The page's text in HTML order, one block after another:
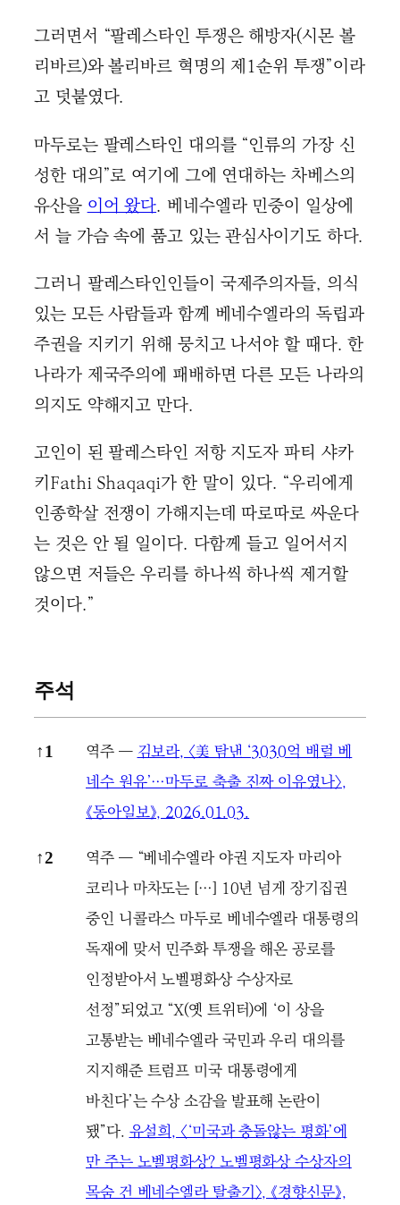
그러면서 “팔레스타인 투쟁은 해방자(시몬 볼
리바르)와 볼리바르 혁명의 제1순위 투쟁”이라
고 덧붙였다.
마두로는 팔레스타인 대의를 “인류의 가장 신
성한 대의”로 여기에 그에 연대하는 차베스의
유산을이어 왔다. 베네수엘라 민중이 일상에
서 늘 가슴 속에 품고 있는 관심사이기도 하다.
그러니 팔레스타인인들이 국제주의자들, 의식
있는 모든 사람들과 함께 베네수엘라의 독립과
주권을 지키기 위해 뭉치고 나서야 할 때다. 한
나라가 제국주의에 패배하면 다른 모든 나라의
의지도 약해지고 만다.
고인이 된 팔레스타인 저항 지도자 파티 샤카
키Fathi Shaqaqi가 한 말이 있다. “우리에게
인종학살 전쟁이 가해지는데 따로따로 싸운다
는 것은 안 될 일이다. 다함께 들고 일어서지
않으면 저들은 우리를 하나씩 하나씩 제거할
것이다.”
주석
주석
↑1 역주 ―김보라, 〈美 탐낸 ‘3030억 배럴 베
네수 원유’…마두로 축출 진짜 이유였나〉,
《동아일보》, 2026.01.03.
↑2
역주 ― “베네수엘라 야권 지도자 마리아
코리나 마차도는 […] 10년 넘게 장기집권
중인 니콜라스 마두로 베네수엘라 대통령의
독재에 맞서 민주화 투쟁을 해온 공로를
인정받아서 노벨평화상 수상자로
선정”되었고 “X(옛 트위터)에 ‘이 상을
고통받는 베네수엘라 국민과 우리 대의를
지지해준 트럼프 미국 대통령에게
바친다’는 수상 소감을 발표해 논란이
됐”다.유설희, 〈‘미국과 충돌않는 평화’에
만 주는 노벨평화상? 노벨평화상 수상자의
목숨 건 베네수엘라 탈출기〉, 《경향신문》,